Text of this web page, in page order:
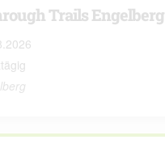
Trails Engelberg